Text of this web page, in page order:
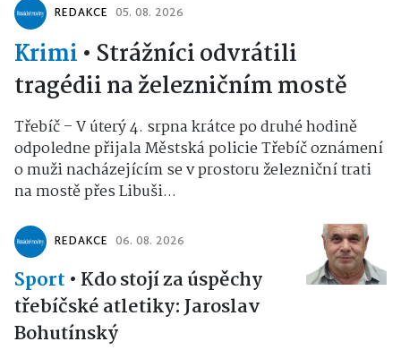
REDAKCE 05. 08. 2026
Krimi • Strážníci odvrátili
tragédii na železničním mostě
Třebíč – V úterý 4. srpna krátce po druhé hodině
odpoledne přijala Městská policie Třebíč oznámení
o muži nacházejícím se v prostoru železniční trati
na mostě přes Libuši...
REDAKCE 06. 08. 2026
Sport • Kdo stojí za úspěchy
třebíčské atletiky: Jaroslav
Bohutínský